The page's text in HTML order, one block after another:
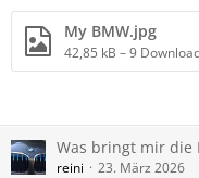
My BMW.jpg
42,85 kB – 9
Was bringt mir die
reini 23. März 2026